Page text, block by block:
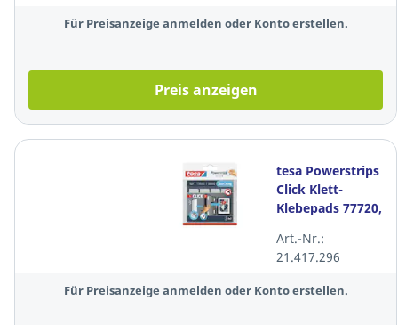
Für Preisanzeige anmelden oder Konto erstellen.
Preis anzeigen
tesa Powerstrips
Click Klett-
Klebepads 77720,
Art.-Nr.:
21.417.296
Für Preisanzeige anmelden oder Konto erstellen.